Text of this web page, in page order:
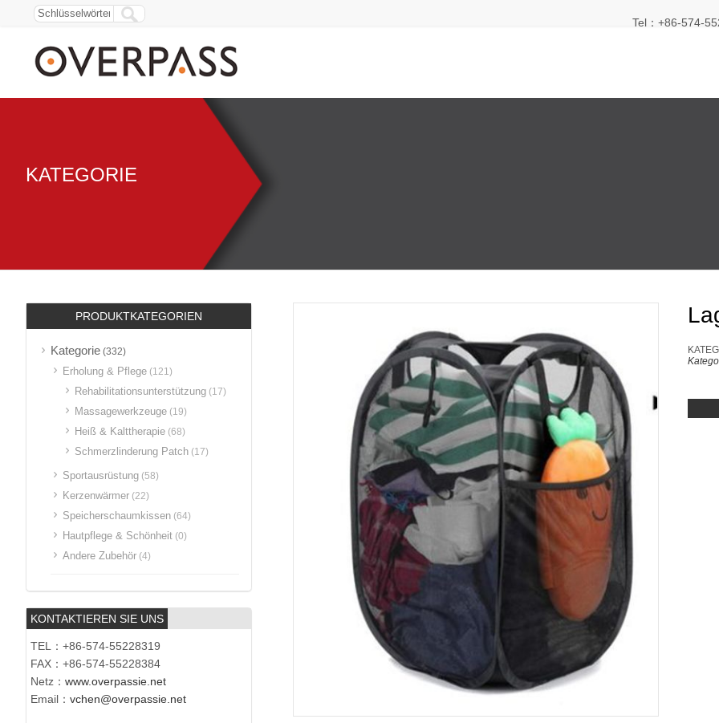
Tel：+86-574-
KATEGORIE
PRODUKTKATEGORIEN
Kategorie (332)
Erholung & Pflege (121)
Rehabilitationsunterstützung (17)
Massagewerkzeuge (19)
Heiß & Kalttherapie (68)
Schmerzlinderung Patch (17)
Sportausrüstung (58)
Kerzenwärmer (22)
Speicherschaumkissen (64)
Hautpflege & Schönheit (0)
Andere Zubehör (4)
KONTAKTIEREN SIE UNS
TEL：+86-574-55228319
FAX：+86-574-55228384
Netz： www.overpassie.net
Email： vchen@overpassie.net